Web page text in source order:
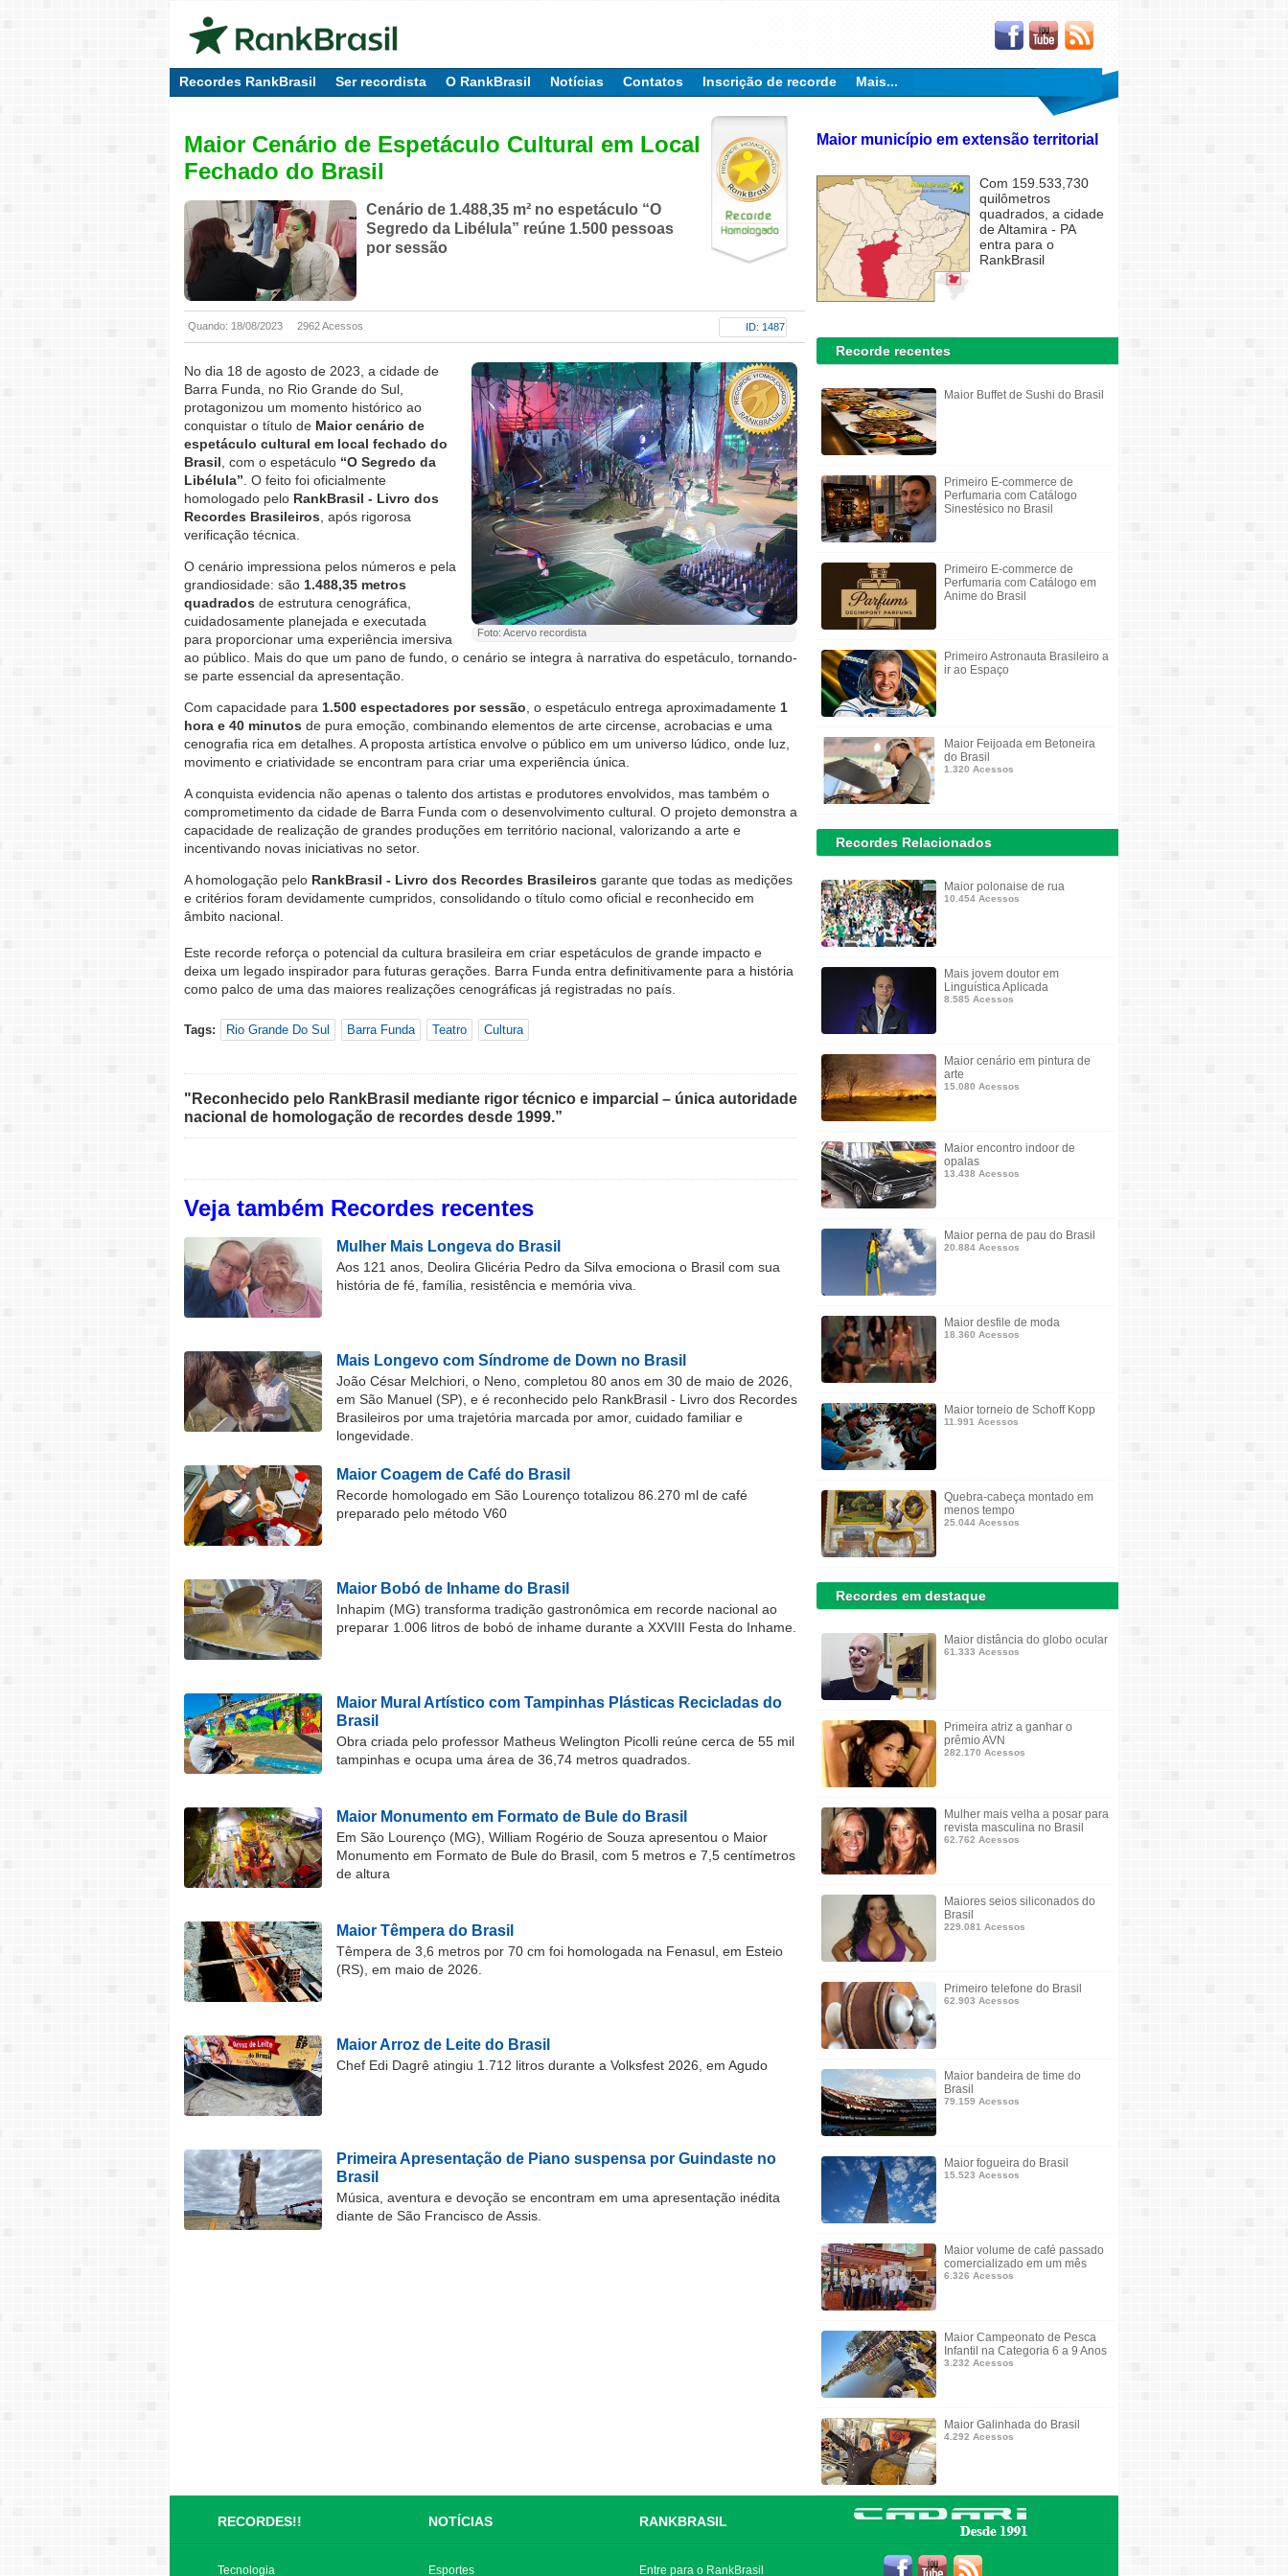
Recordes RankBrasil Ser recordista O RankBrasil Notícias Contatos Inscrição de recorde Mais...
Maior Cenário de Espetáculo Cultural em Local
Fechado do Brasil
Cenário de 1.488,35 m² no espetáculo “O
Segredo da Libélula” reúne 1.500 pessoas
por sessão
Quando: 18/08/2023 2962 Acessos ID: 1487
Foto: Acervo recordista
No dia 18 de agosto de 2023, a cidade de
Barra Funda, no Rio Grande do Sul,
protagonizou um momento histórico ao
conquistar o título de Maior cenário de
espetáculo cultural em local fechado do
Brasil , com o espetáculo “O Segredo da
Libélula” . O feito foi oficialmente
homologado pelo RankBrasil - Livro dos
Recordes Brasileiros , após rigorosa
verificação técnica.
O cenário impressiona pelos números e pela
grandiosidade: são 1.488,35 metros
quadrados de estrutura cenográfica,
cuidadosamente planejada e executada
para proporcionar uma experiência imersiva
ao público. Mais do que um pano de fundo, o cenário se integra à narrativa do espetáculo, tornando-
se parte essencial da apresentação.
Com capacidade para 1.500 espectadores por sessão , o espetáculo entrega aproximadamente 1
hora e 40 minutos de pura emoção, combinando elementos de arte circense, acrobacias e uma
cenografia rica em detalhes. A proposta artística envolve o público em um universo lúdico, onde luz,
movimento e criatividade se encontram para criar uma experiência única.
A conquista evidencia não apenas o talento dos artistas e produtores envolvidos, mas também o
comprometimento da cidade de Barra Funda com o desenvolvimento cultural. O projeto demonstra a
capacidade de realização de grandes produções em território nacional, valorizando a arte e
incentivando novas iniciativas no setor.
A homologação pelo RankBrasil - Livro dos Recordes Brasileiros garante que todas as medições
e critérios foram devidamente cumpridos, consolidando o título como oficial e reconhecido em
âmbito nacional.
Este recorde reforça o potencial da cultura brasileira em criar espetáculos de grande impacto e
deixa um legado inspirador para futuras gerações. Barra Funda entra definitivamente para a história
como palco de uma das maiores realizações cenográficas já registradas no país.
Tags: Rio Grande Do Sul Barra Funda Teatro Cultura
"Reconhecido pelo RankBrasil mediante rigor técnico e imparcial – única autoridade
nacional de homologação de recordes desde 1999.”
Veja também Recordes recentes
Mulher Mais Longeva do Brasil
Aos 121 anos, Deolira Glicéria Pedro da Silva emociona o Brasil com sua
história de fé, família, resistência e memória viva.
Mais Longevo com Síndrome de Down no Brasil
João César Melchiori, o Neno, completou 80 anos em 30 de maio de 2026,
em São Manuel (SP), e é reconhecido pelo RankBrasil - Livro dos Recordes
Brasileiros por uma trajetória marcada por amor, cuidado familiar e
longevidade.
Maior Coagem de Café do Brasil
Recorde homologado em São Lourenço totalizou 86.270 ml de café
preparado pelo método V60
Maior Bobó de Inhame do Brasil
Inhapim (MG) transforma tradição gastronômica em recorde nacional ao
preparar 1.006 litros de bobó de inhame durante a XXVIII Festa do Inhame.
Maior Mural Artístico com Tampinhas Plásticas Recicladas do
Brasil
Obra criada pelo professor Matheus Welington Picolli reúne cerca de 55 mil
tampinhas e ocupa uma área de 36,74 metros quadrados.
Maior Monumento em Formato de Bule do Brasil
Em São Lourenço (MG), William Rogério de Souza apresentou o Maior
Monumento em Formato de Bule do Brasil, com 5 metros e 7,5 centímetros
de altura
Maior Têmpera do Brasil
Têmpera de 3,6 metros por 70 cm foi homologada na Fenasul, em Esteio
(RS), em maio de 2026.
Maior Arroz de Leite do Brasil
Chef Edi Dagrê atingiu 1.712 litros durante a Volksfest 2026, em Agudo
Primeira Apresentação de Piano suspensa por Guindaste no
Brasil
Música, aventura e devoção se encontram em uma apresentação inédita
diante de São Francisco de Assis.
Maior município em extensão territorial
Com 159.533,730
quilômetros
quadrados, a cidade
de Altamira - PA
entra para o
RankBrasil
Recorde recentes
Maior Buffet de Sushi do Brasil
Primeiro E-commerce de
Perfumaria com Catálogo
Sinestésico no Brasil
Primeiro E-commerce de
Perfumaria com Catálogo em
Anime do Brasil
Primeiro Astronauta Brasileiro a
ir ao Espaço
Maior Feijoada em Betoneira
do Brasil
1.320 Acessos
Recordes Relacionados
Maior polonaise de rua
10.454 Acessos
Mais jovem doutor em
Linguística Aplicada
8.585 Acessos
Maior cenário em pintura de
arte
15.080 Acessos
Maior encontro indoor de
opalas
13.438 Acessos
Maior perna de pau do Brasil
20.884 Acessos
Maior desfile de moda
18.360 Acessos
Maior torneio de Schoff Kopp
11.991 Acessos
Quebra-cabeça montado em
menos tempo
25.044 Acessos
Recordes em destaque
Maior distância do globo ocular
61.333 Acessos
Primeira atriz a ganhar o
prêmio AVN
282.170 Acessos
Mulher mais velha a posar para
revista masculina no Brasil
62.762 Acessos
Maiores seios siliconados do
Brasil
229.081 Acessos
Primeiro telefone do Brasil
62.903 Acessos
Maior bandeira de time do
Brasil
79.159 Acessos
Maior fogueira do Brasil
15.523 Acessos
Maior volume de café passado
comercializado em um mês
6.326 Acessos
Maior Campeonato de Pesca
Infantil na Categoria 6 a 9 Anos
3.232 Acessos
Maior Galinhada do Brasil
4.292 Acessos
RECORDES!! NOTÍCIAS RANKBRASIL
Tecnologia Esportes Entre para o RankBrasil